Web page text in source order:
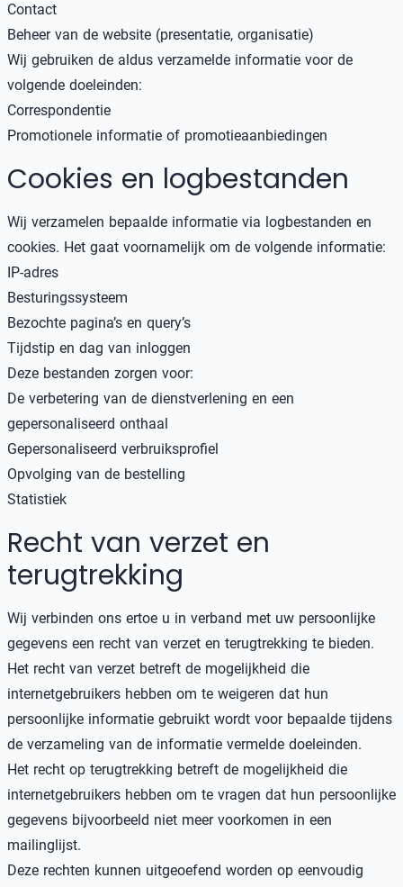
Contact
Beheer van de website (presentatie, organisatie)
Wij gebruiken de aldus verzamelde informatie voor de
volgende doeleinden:
Correspondentie
Promotionele informatie of promotieaanbiedingen
Cookies en logbestanden
Wij verzamelen bepaalde informatie via logbestanden en
cookies. Het gaat voornamelijk om de volgende informatie:
IP-adres
Besturingssysteem
Bezochte pagina’s en query’s
Tijdstip en dag van inloggen
Deze bestanden zorgen voor:
De verbetering van de dienstverlening en een
gepersonaliseerd onthaal
Gepersonaliseerd verbruiksprofiel
Opvolging van de bestelling
Statistiek
Recht van verzet en
terugtrekking
Wij verbinden ons ertoe u in verband met uw persoonlijke
gegevens een recht van verzet en terugtrekking te bieden.
Het recht van verzet betreft de mogelijkheid die
internetgebruikers hebben om te weigeren dat hun
persoonlijke informatie gebruikt wordt voor bepaalde tijdens
de verzameling van de informatie vermelde doeleinden.
Het recht op terugtrekking betreft de mogelijkheid die
internetgebruikers hebben om te vragen dat hun persoonlijke
gegevens bijvoorbeeld niet meer voorkomen in een
mailinglijst.
Deze rechten kunnen uitgeoefend worden op eenvoudig